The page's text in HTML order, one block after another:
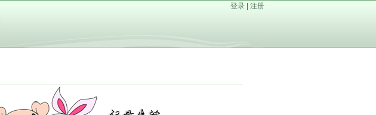
登录 注册